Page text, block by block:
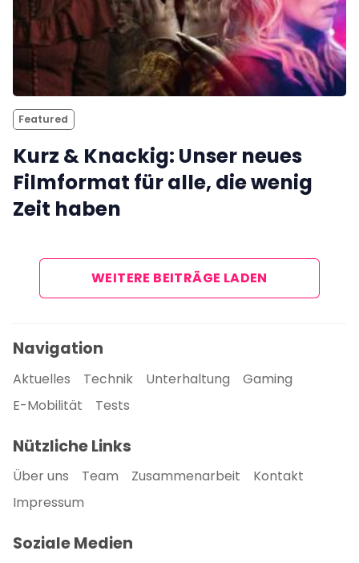
Featured
Kurz & Knackig: Unser neues
Filmformat für alle, die wenig
Zeit haben
WEITERE BEITRÄGE LADEN
Navigation
Aktuelles Technik Unterhaltung
Gaming
E-Mobilität
Tests
Nützliche Links
Über uns Team Zusammenarbeit
Kontakt
Impressum
Soziale Medien